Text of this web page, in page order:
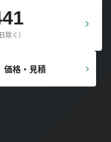
除く）
価格・見積